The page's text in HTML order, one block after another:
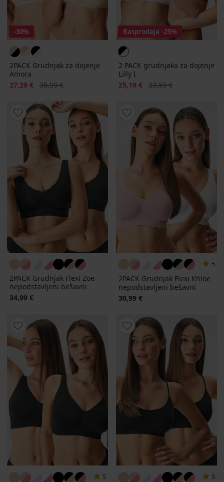
-30%
2PACK Grudnjak za dojenje
Amora
Popust
27,29 € Prvobitna cijena
38,99 €
Rasprodaja -25%
2 PACK grudnjaka za dojenje
Lilly I
Popust
25,19 € Prvobitna cijena
33,59 €
2PACK Grudnjak Flexi Zoe
nepodstavljeni bešavni
34,99 €
5
2PACK Grudnjak Flexi Khloe
nepodstavljeni bešavni
30,99 €
5 5